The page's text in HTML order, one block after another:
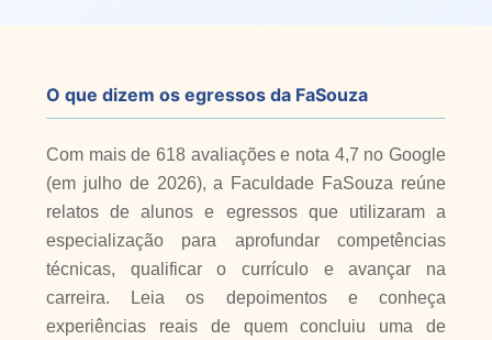
O que dizem os egressos da FaSouza
Com mais de 618 avaliações e nota 4,7 no Google
(em julho de 2026), a Faculdade FaSouza reúne
relatos de alunos e egressos que utilizaram a
especialização para aprofundar competências
técnicas, qualificar o currículo e avançar na
carreira. Leia os depoimentos e conheça
experiências reais de quem concluiu uma de